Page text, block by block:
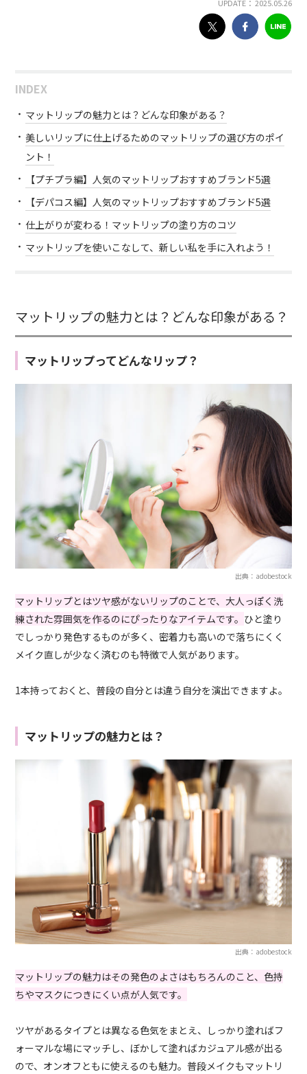
UPDATE： 2025.05.26
INDEX
マットリップの魅力とは？どんな印象がある？
美しいリップに仕上げるためのマットリップの選び方のポイ
ント！
【プチプラ編】人気のマットリップおすすめブランド5選
【デパコス編】人気のマットリップおすすめブランド5選
仕上がりが変わる！マットリップの塗り方のコツ
マットリップを使いこなして、新しい私を手に入れよう！
マットリップの魅力とは？どんな印象がある？
マットリップってどんなリップ？
出典：adobestock
マットリップとはツヤ感がないリップのことで、大人っぽく洗
練された雰囲気を作るのにぴったりなアイテムです。 ひと塗り
でしっかり発色するものが多く、密着力も高いので落ちにくく
メイク直しが少なく済むのも特徴で人気があります。
1本持っておくと、普段の自分とは違う自分を演出できますよ。
マットリップの魅力とは？
出典：adobestock
マットリップの魅力はその発色のよさはもちろんのこと、色持
ちやマスクにつきにくい点が人気です。
ツヤがあるタイプとは異なる色気をまとえ、しっかり塗ればフ
ォーマルな場にマッチし、ぼかして塗ればカジュアル感が出る
ので、オンオフともに使えるのも魅力。普段メイクもマットリ